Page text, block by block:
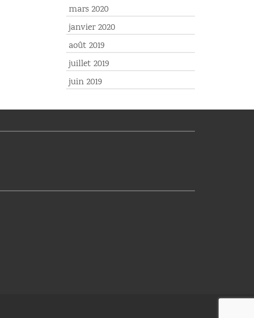
mars 2020
janvier 2020
août 2019
juillet 2019
juin 2019